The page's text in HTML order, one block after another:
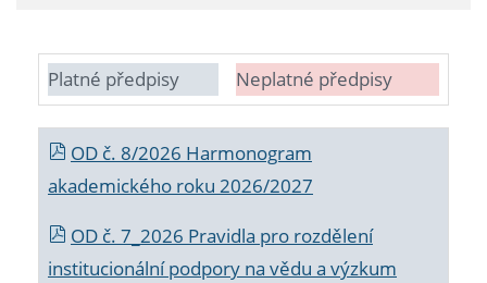
Platné předpisy Neplatné předpisy
OD č. 8/2026 Harmonogram
akademického roku 2026/2027
OD č. 7_2026 Pravidla pro rozdělení
institucionální podpory na vědu a výzkum